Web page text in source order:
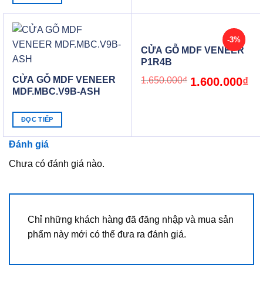
CỬA GỖ MDF VENEER
MDF.MBC.V9B-ASH
ĐỌC TIẾP
-3%
CỬA GỖ MDF VENEER
P1R4B
1.650.000₫ Original
price
1.600.000₫
Đánh giá
Chưa có đánh giá nào.
Chỉ những khách hàng đã đăng nhập và mua sản
phẩm này mới có thể đưa ra đánh giá.